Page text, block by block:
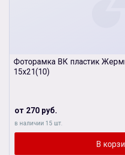
Фоторамка ВК пластик
15х21(10)
от 270 руб.
в наличии 15 шт.